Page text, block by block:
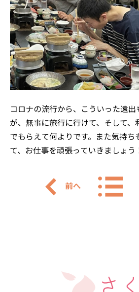
コロナの流行から、こういった遠
が、無事に旅行に行けて、そして、
でもらえて何よりです。また気持ち
て、お仕事を頑張っていきましょう
前へ